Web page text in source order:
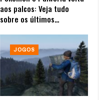
aos palcos: Veja tudo
sobre os últimos…
JOGOS